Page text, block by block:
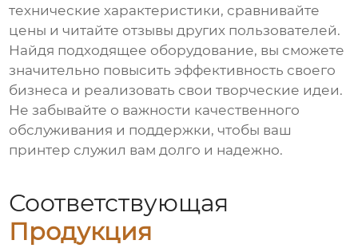
технические характеристики, сравнивайте
цены и читайте отзывы других пользователей.
Найдя подходящее оборудование, вы сможете
значительно повысить эффективность своего
бизнеса и реализовать свои творческие идеи.
Не забывайте о важности качественного
обслуживания и поддержки, чтобы ваш
принтер служил вам долго и надежно.
Соответствующая
Продукция